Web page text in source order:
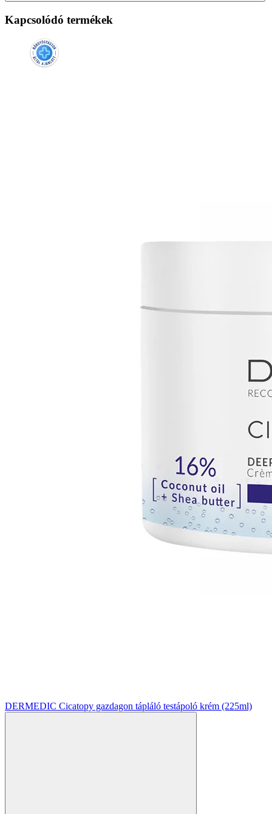
Kapcsolódó termékek
DERMEDIC Cicatopy gazdagon tápláló testápoló krém (225ml)